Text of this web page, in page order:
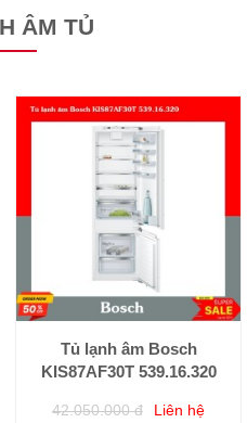
ÂM TỦ
Tủ lạnh âm Bosch
KIS87AF30T 539.16.320
42.050.000 đ Liên hệ